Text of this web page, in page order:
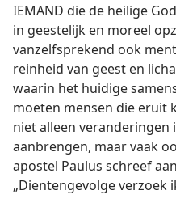
IEMAND die de heilige
in geestelijk en moreel
vanzelfsprekend ook
reinheid van geest en
waarin het huidige
moeten mensen die eruit
niet alleen veranderingen
aanbrengen, maar vaak
apostel Paulus schreef
„Dientengevolge verzoek